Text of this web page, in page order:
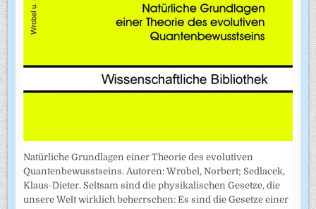
Natürliche Grundlagen einer Theorie des evolutiven
Quantenbewusstseins. Autoren: Wrobel, Norbert; Sedlacek,
Klaus-Dieter. Seltsam sind die physikalischen Gesetze, die
unsere Welt wirklich beherrschen: Es sind die Gesetze einer